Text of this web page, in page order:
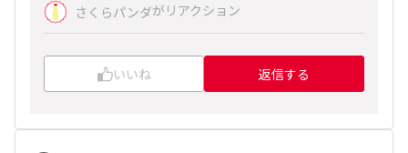
さくらパンダがリアクション
いいね 返信する